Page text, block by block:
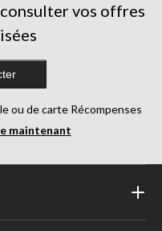
vos offres
ou de carte Récompenses
maintenant